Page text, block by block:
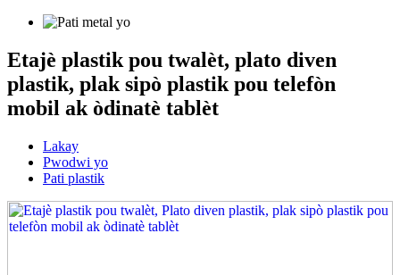
Etajè plastik pou twalèt, plato diven
plastik, plak sipò plastik pou telefòn
mobil ak òdinatè tablèt
Lakay
Pwodwi yo
Pati plastik